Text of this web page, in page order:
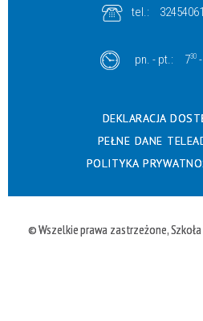
tel.:
pn. - pt.: 730
DEKLARACJA
PEŁNE DANE
POLITYKA
© Wszelkie prawa zastrzeżone,